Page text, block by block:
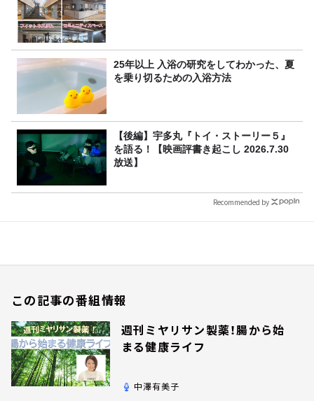
25年以上 入浴の研究をしてわかった、夏
を乗り切るための入浴方法
【後編】宇多丸『トイ・ストーリー５』
を語る！【映画評書き起こし 2026.7.30
放送】
Recommended by
この記事の番組情報
週刊ミヤリサン製薬！腸から始
まる健康ライフ
中澤有美子